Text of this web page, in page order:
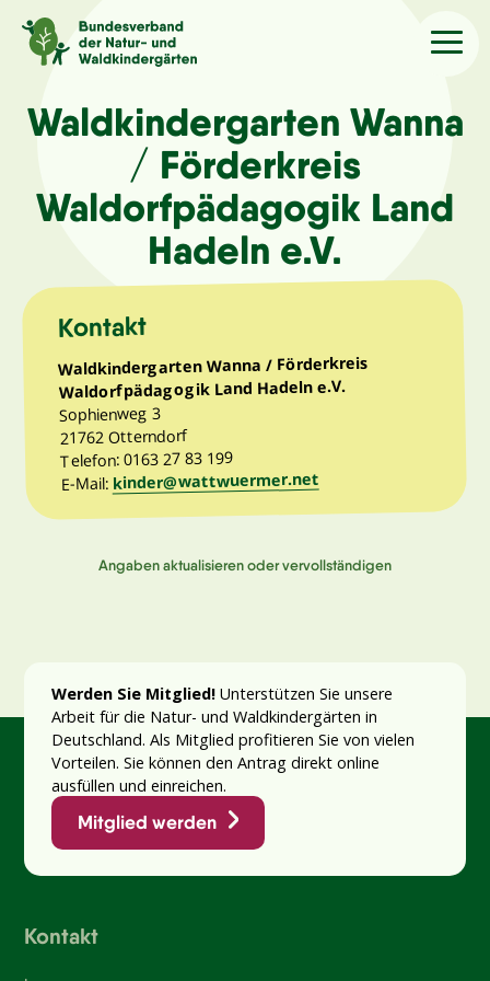
Sprache/Language
Aktuelles
Kindergärten
Angebote
Kontakt
Waldkindergarten Wanna
/ Förderkreis
Waldorfpädagogik Land
Hadeln e.V.
Kontakt
Waldkindergarten Wanna / Förderkreis
Waldorfpädagogik Land Hadeln e.V.
Sophienweg 3
21762 Otterndorf
Telefon: 0163 27 83 199
E-Mail: kinder@wattwuermer.net
Angaben aktualisieren oder vervollständigen
Werden Sie Mitglied!Unterstützen Sie unsere
Arbeit für die Natur- und Waldkindergärten in
Deutschland. Als Mitglied profitieren Sie von vielen
Vorteilen. Sie können den Antrag direkt online
ausfüllen und einreichen.
Mitglied werden
Kontakt